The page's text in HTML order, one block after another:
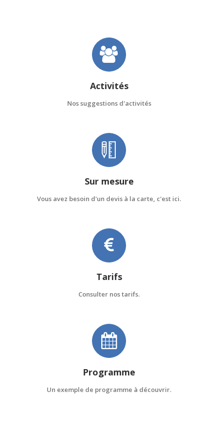
Activités
Nos suggestions d'activités
Sur mesure
Vous avez besoin d'un devis à la carte, c'est ici.
Tarifs
Consulter nos tarifs.
Programme
Un exemple de programme à découvrir.